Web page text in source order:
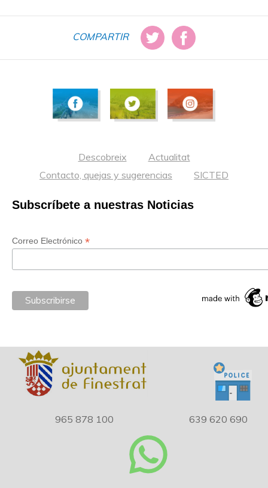
COMPARTIR
Descobreix
Actualitat
Contacto, quejas y sugerencias
SICTED
Subscríbete a nuestras Noticias
Correo Electrónico *
965 878 100 639 620 690